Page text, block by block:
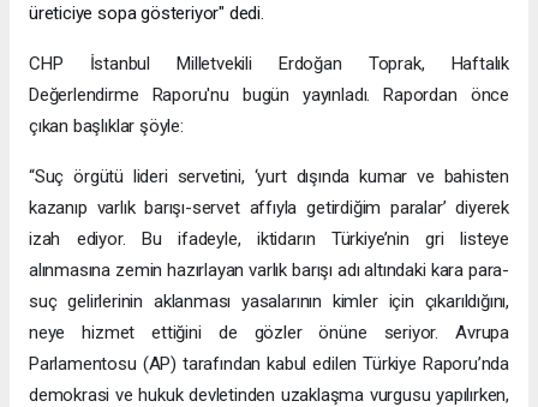
üreticiye sopa gösteriyor" dedi.
CHP İstanbul Milletvekili Erdoğan Toprak, Haftalık
Değerlendirme Raporu'nu bugün yayınladı. Rapordan önce
çıkan başlıklar şöyle:
“Suç örgütü lideri servetini, ‘yurt dışında kumar ve bahisten
kazanıp varlık barışı-servet affıyla getirdiğim paralar’ diyerek
izah ediyor. Bu ifadeyle, iktidarın Türkiye’nin gri listeye
alınmasına zemin hazırlayan varlık barışı adı altındaki kara para-
suç gelirlerinin aklanması yasalarının kimler için çıkarıldığını,
neye hizmet ettiğini de gözler önüne seriyor. Avrupa
Parlamentosu (AP) tarafından kabul edilen Türkiye Raporu’nda
demokrasi ve hukuk devletinden uzaklaşma vurgusu yapılırken,